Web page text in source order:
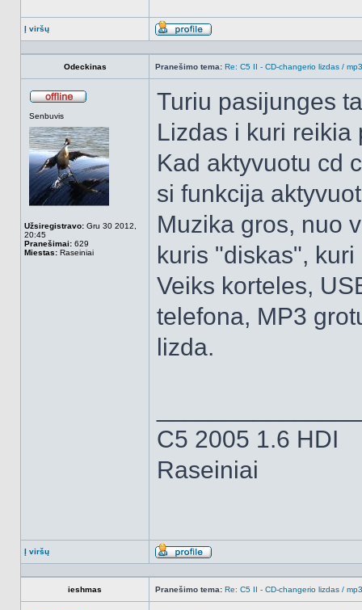
Į viršų
Aprašymas
Odeckinas Pranešimo tema: Re: C5 II - CD-changerio lizdas /
Senbuvis
Užsiregistravo: Gru 30 2012,
20:45
Pranešimai: 629
Miestas: Raseiniai
Turiu pasijunges
Lizdas i kuri reikia
Kad aktyvuotu cd
si funkcija
Muzika gros, nuo
kuris "diskas", kuri
Veiks korteles,
telefona, MP3
lizda.
C5 2005 1.6 HDI
Raseiniai
Į viršų
Aprašymas
ieshmas Pranešimo tema: Re: C5 II - CD-changerio lizdas /